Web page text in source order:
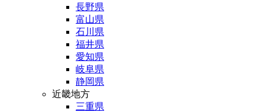
長野県
富山県
石川県
福井県
愛知県
岐阜県
静岡県
近畿地方
三重県